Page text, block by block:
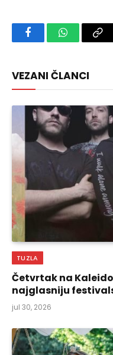
FacebookWhatsApp
VEZANI ČLANCI
TUZLA
Četvrtak na
najglasniju
jul 30, 2026